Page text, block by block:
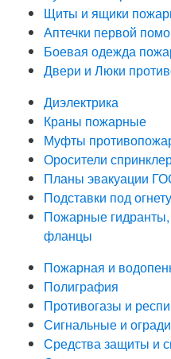
Щиты и ящики
Аптечки первой
Боевая одежда
Двери и Люки
Диэлектрика
Краны пожарные
Муфты
Оросители
Планы эвакуации
Подставки под
Пожарные гидранты,
фланцы
Пожарная и
Полиграфия
Противогазы и
Сигнальные и
Средства защиты и